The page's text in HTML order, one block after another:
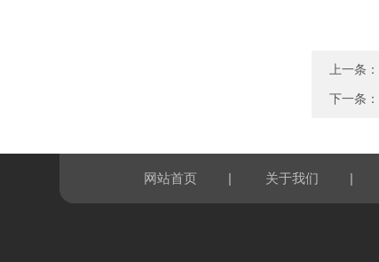
上一条：
下一条：
网站首页 | 关于我们 |